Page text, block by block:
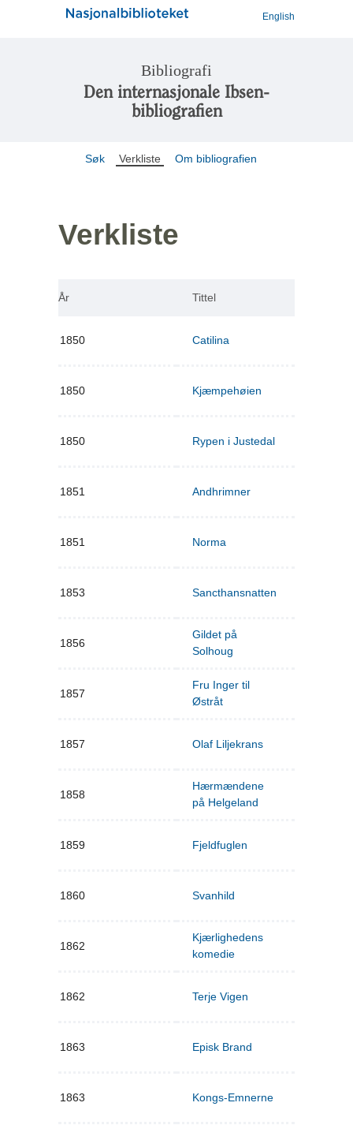
English
Bibliografi
Den internasjonale Ibsen-
bibliografien
Søk Verkliste Om bibliografien
Verkliste
År Tittel
1850 Catilina
1850 Kjæmpehøien
1850 Rypen i Justedal
1851 Andhrimner
1851 Norma
1853 Sancthansnatten
1856
Gildet på
Solhoug
1857
Fru Inger til
Østråt
1857 Olaf Liljekrans
1858
Hærmændene
på Helgeland
1859 Fjeldfuglen
1860 Svanhild
1862
Kjærlighedens
komedie
1862 Terje Vigen
1863 Episk Brand
1863 Kongs-Emnerne